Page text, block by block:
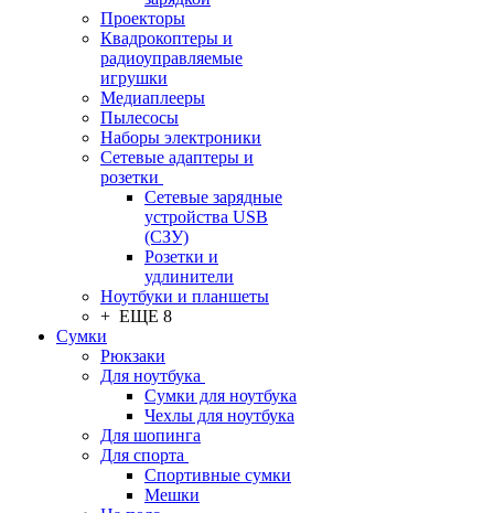
Проекторы
Квадрокоптеры и
радиоуправляемые
игрушки
Медиаплееры
Пылесосы
Наборы электроники
Сетевые адаптеры и
розетки
Сетевые зарядные
устройства USB
(СЗУ)
Розетки и
удлинители
Ноутбуки и планшеты
+ ЕЩЕ 8
Сумки
Рюкзаки
Для ноутбука
Сумки для ноутбука
Чехлы для ноутбука
Для шопинга
Для спорта
Спортивные сумки
Мешки